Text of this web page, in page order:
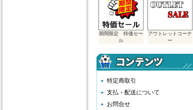
期間限定 特価セー
ル
アウトレットコーナ
ー
特定商取引
支払・配送について
お問合せ